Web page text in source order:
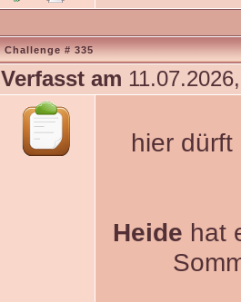
Challenge # 335
Verfasst am
hier
Heide hat